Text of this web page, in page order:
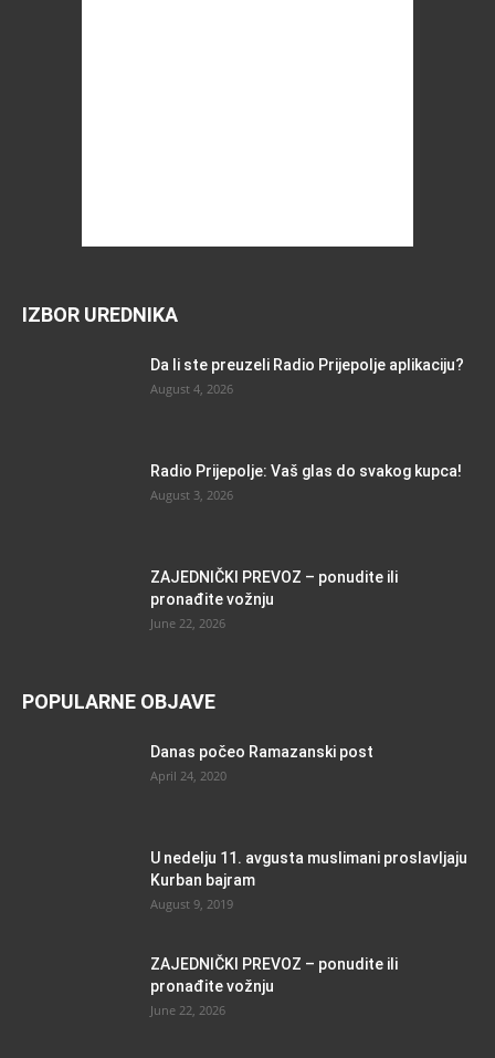
IZBOR UREDNIKA
Da li ste preuzeli Radio Prijepolje aplikaciju?
August 4, 2026
Radio Prijepolje: Vaš glas do svakog kupca!
August 3, 2026
ZAJEDNIČKI PREVOZ – ponudite ili
pronađite vožnju
June 22, 2026
POPULARNE OBJAVE
Danas počeo Ramazanski post
April 24, 2020
U nedelju 11. avgusta muslimani proslavljaju
Kurban bajram
August 9, 2019
ZAJEDNIČKI PREVOZ – ponudite ili
pronađite vožnju
June 22, 2026